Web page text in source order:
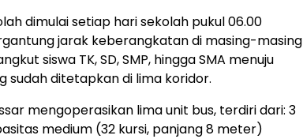
dimulai setiap hari sekolah pukul 06.00
jarak keberangkatan di masing-masing
siswa TK, SD, SMP, hingga SMA menuju
sudah ditetapkan di lima koridor.
mengoperasikan lima unit bus, terdiri dari: 3
medium (32 kursi, panjang 8 meter)